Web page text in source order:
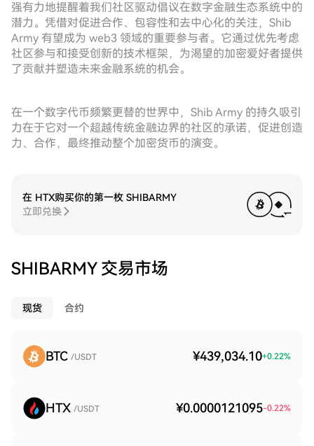
强有力地提醒着我们社区驱动倡议在数字金融生态系统中的
潜力。凭借对促进合作、包容性和去中心化的关注，Shib
Army 有望成为 web3 领域的重要参与者。它通过优先考虑
社区参与和接受创新的技术框架，为渴望的加密爱好者提供
了贡献并塑造未来金融系统的机会。
在一个数字代币频繁更替的世界中，Shib Army 的持久吸引
力在于它对一个超越传统金融边界的社区的承诺，促进创造
力、合作，最终推动整个加密货币的演变。
在 HTX购买你的第一枚 SHIBARMY
立即兑换
SHIBARMY 交易市场
现货 合约
BTC /USDT ¥439,034.10+0.22%
HTX /USDT ¥0.0000121095-0.22%